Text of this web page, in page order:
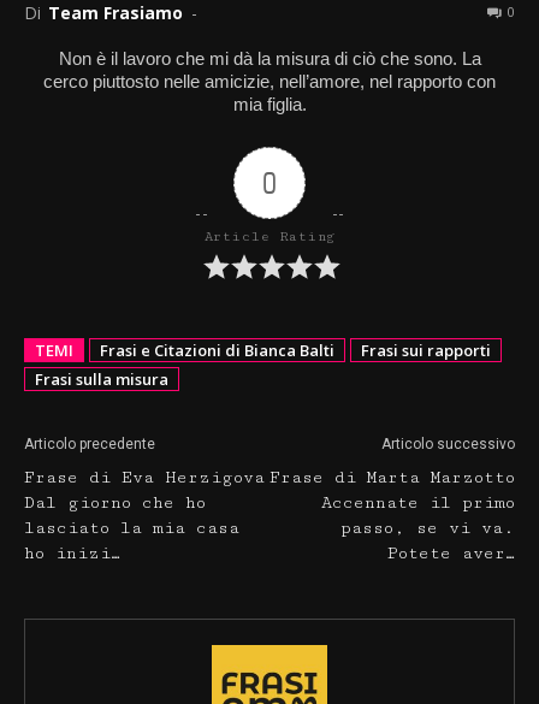
Di Team Frasiamo - 0
Non è il lavoro che mi dà la misura di ciò che sono. La
cerco piuttosto nelle amicizie, nell’amore, nel rapporto con
mia figlia.
0
Article Rating
TEMI Frasi e Citazioni di Bianca Balti
Frasi sui rapporti
Frasi sulla misura
Articolo precedente
Frase di Eva Herzigova
Dal giorno che ho
lasciato la mia casa
ho inizi…
Articolo successivo
Frase di Marta Marzotto
Accennate il primo
passo, se vi va.
Potete aver…